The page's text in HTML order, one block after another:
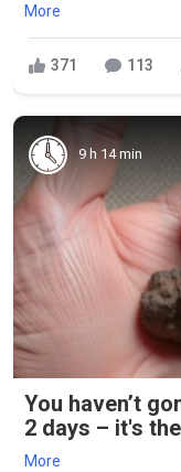
More
371 113
9 h 14 min
You haven’t
2 days – it's
More